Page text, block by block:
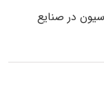
در صنایع